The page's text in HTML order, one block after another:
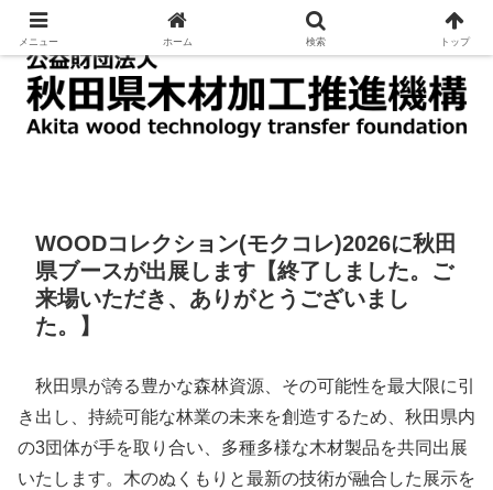
木材の加工及び利用に関する技術の指導及び普及
WOODコレクション(モクコレ)2026に秋田
県ブースが出展します【終了しました。ご
来場いただき、ありがとうございまし
た。】
秋田県が誇る豊かな森林資源、その可能性を最大限に引
き出し、持続可能な林業の未来を創造するため、秋田県内
の3団体が手を取り合い、多種多様な木材製品を共同出展
いたします。木のぬくもりと最新の技術が融合した展示を
メニュー ホーム 検索 トップ